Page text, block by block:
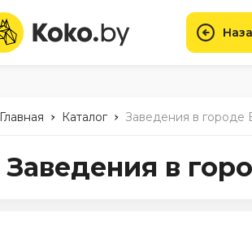
Главная - Каталог - Заведения в городе
Заведения в